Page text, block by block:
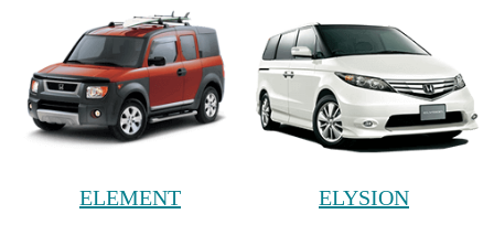
ELEMENT ELYSION